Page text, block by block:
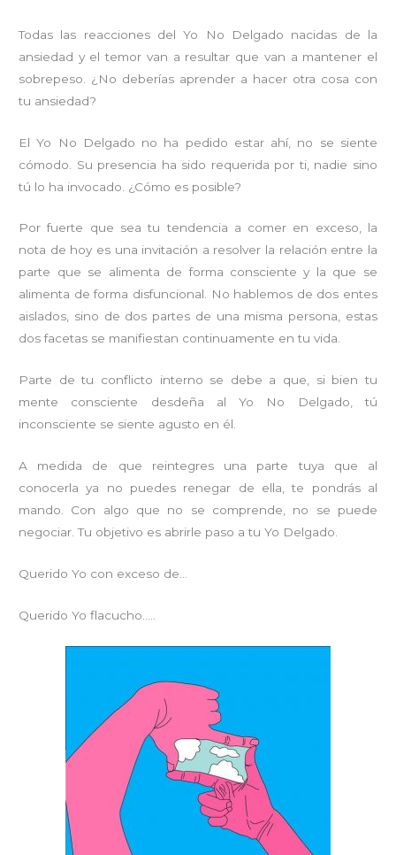
Todas las reacciones del Yo No Delgado nacidas de la
ansiedad y el temor van a resultar que van a mantener el
sobrepeso. ¿No deberías aprender a hacer otra cosa con
tu ansiedad?
El Yo No Delgado no ha pedido estar ahí, no se siente
cómodo. Su presencia ha sido requerida por ti, nadie sino
tú lo ha invocado. ¿Cómo es posible?
Por fuerte que sea tu tendencia a comer en exceso, la
nota de hoy es una invitación a resolver la relación entre la
parte que se alimenta de forma consciente y la que se
alimenta de forma disfuncional. No hablemos de dos entes
aislados, sino de dos partes de una misma persona, estas
dos facetas se manifiestan continuamente en tu vida.
Parte de tu conflicto interno se debe a que, si bien tu
mente consciente desdeña al Yo No Delgado, tú
inconsciente se siente agusto en él.
A medida de que reintegres una parte tuya que al
conocerla ya no puedes renegar de ella, te pondrás al
mando. Con algo que no se comprende, no se puede
negociar. Tu objetivo es abrirle paso a tu Yo Delgado.
Querido Yo con exceso de…
Querido Yo flacucho…..